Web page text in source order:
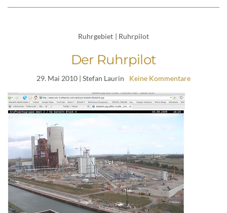
Ruhrgebiet | Ruhrpilot
Der Ruhrpilot
29. Mai 2010 | Stefan Laurin Keine Kommentare